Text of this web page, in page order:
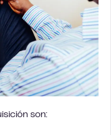
son: